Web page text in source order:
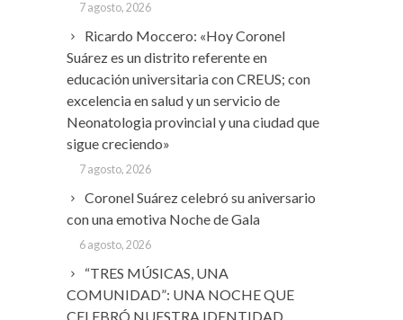
7 agosto, 2026
Ricardo Moccero: «Hoy Coronel
Suárez es un distrito referente en
educación universitaria con CREUS; con
excelencia en salud y un servicio de
Neonatologia provincial y una ciudad que
sigue creciendo»
7 agosto, 2026
Coronel Suárez celebró su aniversario
con una emotiva Noche de Gala
6 agosto, 2026
“TRES MÚSICAS, UNA
COMUNIDAD”: UNA NOCHE QUE
CELEBRÓ NUESTRA IDENTIDAD